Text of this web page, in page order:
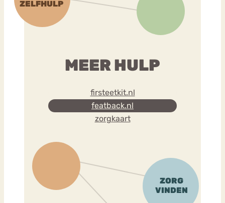
MEER HULP
firsteetkit.nl
featback.nl
zorgkaart